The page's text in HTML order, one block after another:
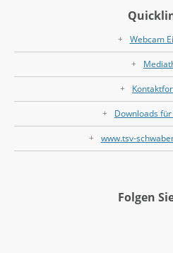
Webcam
Downloads
www.tsv-
Folgen